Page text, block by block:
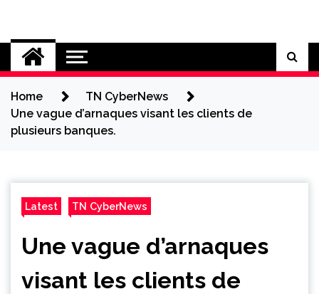
content
Cybersecurity News
Home
TN CyberNews
Une vague d’arnaques visant les clients de
plusieurs banques.
Latest TN CyberNews
Une vague d’arnaques
visant les clients de